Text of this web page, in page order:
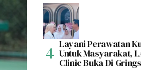
Layani Perawatan
Untuk Masyarakat,
Clinic Buka Di